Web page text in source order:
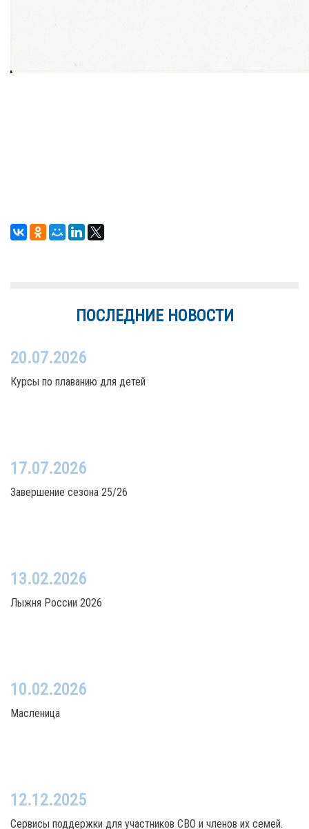
ПОСЛЕДНИЕ НОВОСТИ
20.07.2026
Курсы по плаванию для детей
17.07.2026
Завершение сезона 25/26
13.02.2026
Лыжня России 2026
10.02.2026
Масленица
12.12.2025
Сервисы поддержки для участников СВО и членов их семей.